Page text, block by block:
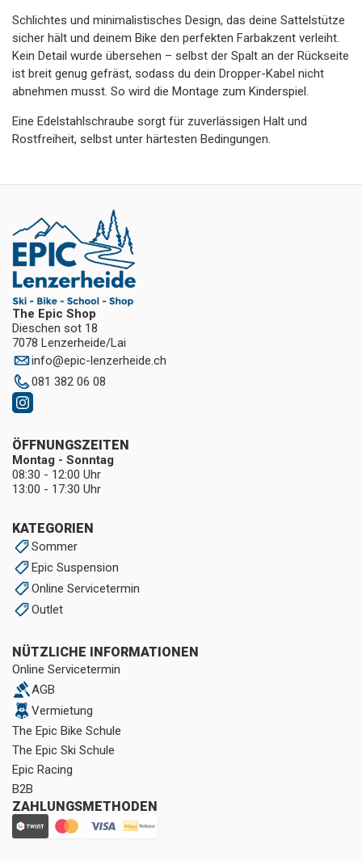
Schlichtes und minimalistisches Design, das deine Sattelstütze
sicher hält und deinem Bike den perfekten Farbakzent verleiht.
Kein Detail wurde übersehen – selbst der Spalt an der Rückseite
ist breit genug gefräst, sodass du dein Dropper-Kabel nicht
abnehmen musst. So wird die Montage zum Kinderspiel.
Eine Edelstahlschraube sorgt für zuverlässigen Halt und
Rostfreiheit, selbst unter härtesten Bedingungen.
The Epic Shop
Dieschen sot 18
7078 Lenzerheide/Lai
info@epic-lenzerheide.ch
081 382 06 08
KATEGORIEN
Sommer
Epic Suspension
Online Servicetermin
Outlet
NÜTZLICHE INFORMATIONEN
Online Servicetermin
AGB
Vermietung
The Epic Bike Schule
The Epic Ski Schule
Epic Racing
B2B
ZAHLUNGSMETHODEN
ÖFFNUNGSZEITEN
Montag - Sonntag
08:30 - 12:00 Uhr
13:00 - 17:30 Uhr